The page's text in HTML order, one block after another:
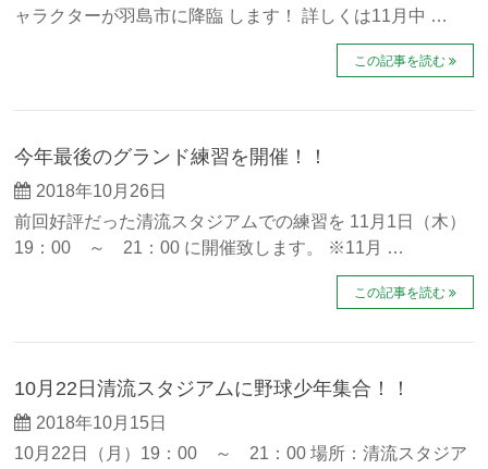
ャラクターが羽島市に降臨 します！ 詳しくは11月中 …
この記事を読む
今年最後のグランド練習を開催！！
2018年10月26日
前回好評だった清流スタジアムでの練習を 11月1日（木）
19：00 ～ 21：00 に開催致します。 ※11月 …
この記事を読む
10月22日清流スタジアムに野球少年集合！！
2018年10月15日
10月22日（月）19：00 ～ 21：00 場所：清流スタジア